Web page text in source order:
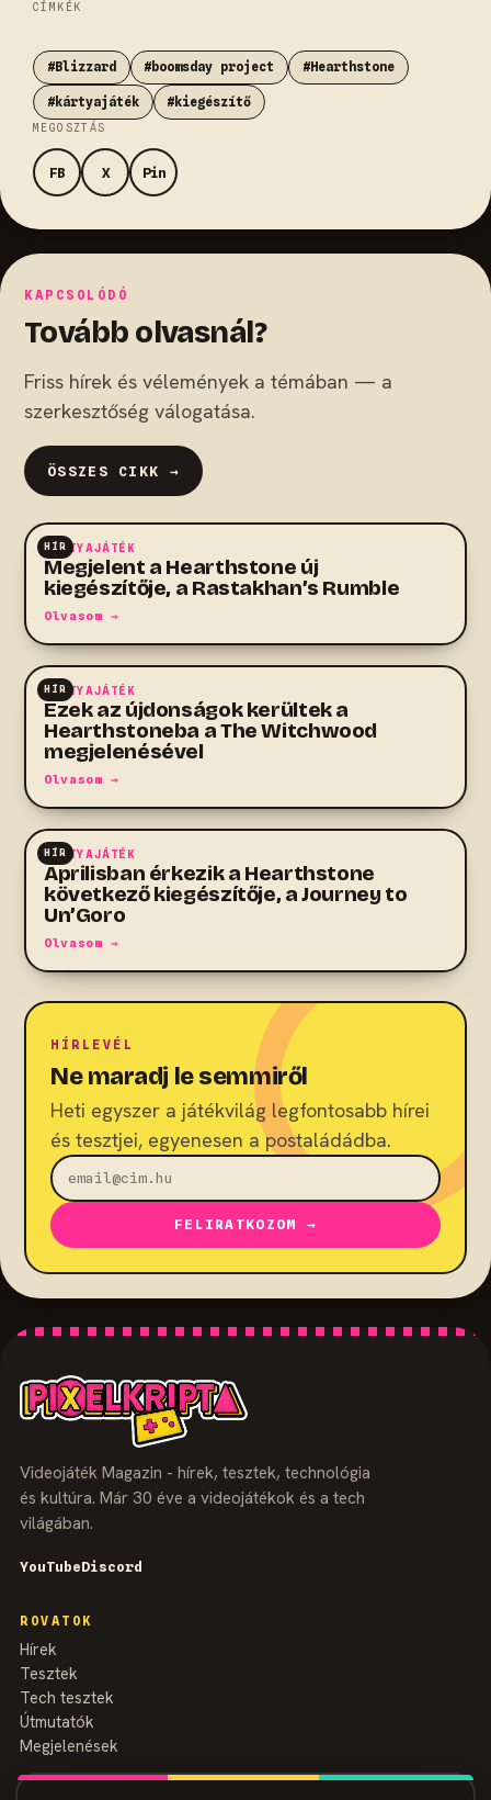
CÍMKÉK
#Blizzard #boomsday project #Hearthstone
#kártyajáték #kiegészítő
MEGOSZTÁS
FB X Pin
KAPCSOLÓDÓ
Tovább olvasnál?
Friss hírek és vélemények a témában — a
szerkesztőség válogatása.
ÖSSZES CIKK →
HÍR
KÁRTYAJÁTÉK
Megjelent a Hearthstone új
kiegészítője, a Rastakhan’s Rumble
Olvasom →
HÍR
KÁRTYAJÁTÉK
Ezek az újdonságok kerültek a
Hearthstoneba a The Witchwood
megjelenésével
Olvasom →
HÍR
KÁRTYAJÁTÉK
Áprilisban érkezik a Hearthstone
következő kiegészítője, a Journey to
Un’Goro
Olvasom →
HÍRLEVÉL
Ne maradj le semmiről
Heti egyszer a játékvilág legfontosabb hírei
és tesztjei, egyenesen a postaládádba.
FELIRATKOZOM →
Videojáték Magazin - hírek, tesztek, technológia
és kultúra. Már 30 éve a videojátékok és a tech
világában.
YouTubeDiscord
ROVATOK
Hírek
Tesztek
Tech tesztek
Útmutatók
Megjelenések